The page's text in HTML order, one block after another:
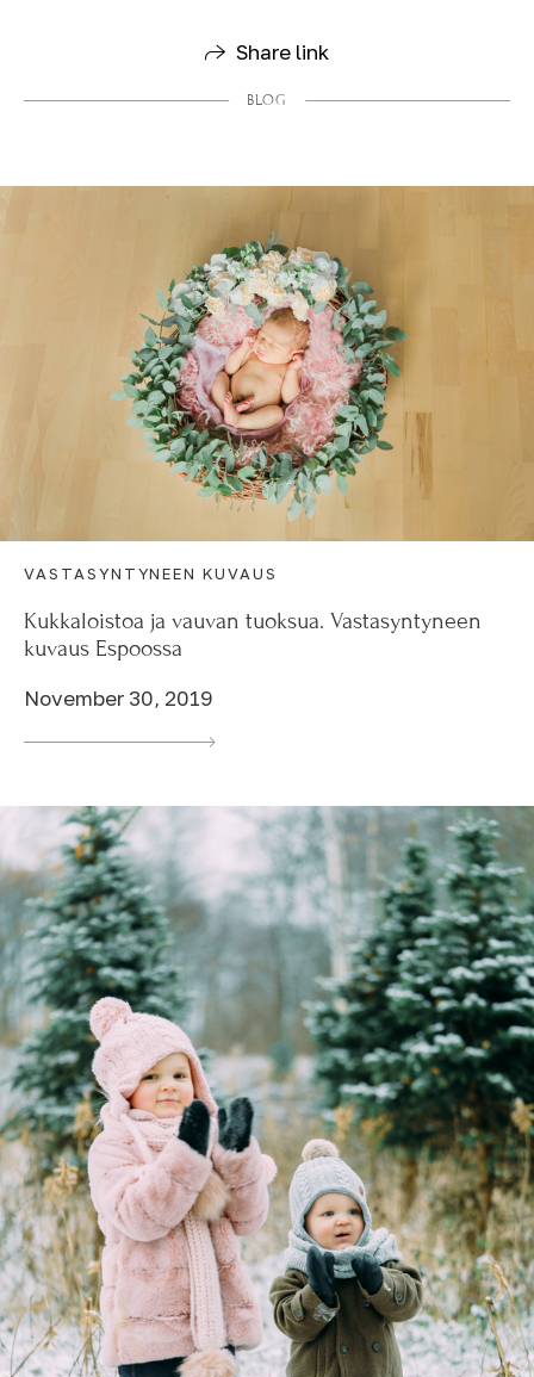
Share link
BLOG
VASTASYNTYNEEN KUVAUS
Kukkaloistoa ja vauvan tuoksua. Vastasyntyneen
kuvaus Espoossa
November 30, 2019